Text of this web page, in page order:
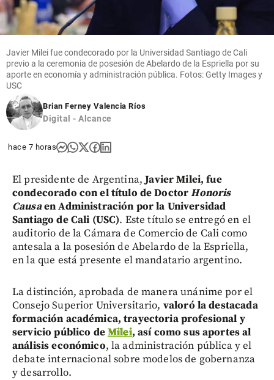
Javier Milei fue condecorado por la Universidad Santiago de Cali
previo a la ceremonia de posesión de Abelardo de la Espriella por su
aporte en economía y administración pública. Fotos: Getty Images y
USC
Brian Ferney Valencia Ríos
Digital - Alcance
hace 7 horas
El presidente de Argentina,Javier Milei, fue
condecorado con el título de DoctorHonoris
Causaen Administración por la Universidad
Santiago de Cali (USC). Este título se entregó en el
auditorio de la Cámara de Comercio de Cali como
antesala a la posesión de Abelardo de la Espriella,
en la que está presente el mandatario argentino.
La distinción, aprobada de manera unánime por el
Consejo Superior Universitario, valoró la destacada
formación académica, trayectoria profesional y
servicio público deMilei, así como sus aportes al
análisis económico, la administración pública y el
debate internacional sobre modelos de gobernanza
y desarrollo.